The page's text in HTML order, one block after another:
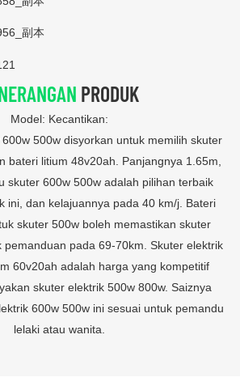
PRODUK
Model: Kecantikan:
500w disyorkan untuk memilih skuter
bateri litium 48v20ah. Panjangnya 1.65m,
skuter 600w 500w adalah pilihan terbaik
ini, dan kelajuannya pada 40 km/j. Bateri
skuter 500w boleh memastikan skuter
pemanduan pada 69-70km. Skuter elektrik
60v20ah adalah harga yang kompetitif
skuter elektrik 500w 800w. Saiznya
600w 500w ini sesuai untuk pemandu
lelaki atau wanita.